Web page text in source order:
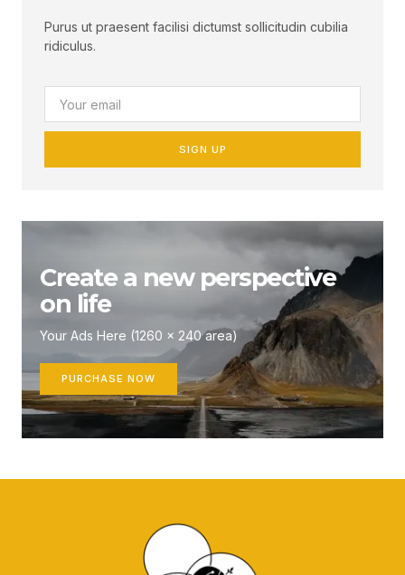
Purus ut praesent facilisi dictumst sollicitudin cubilia
ridiculus.
SIGN UP
Create a new perspective
on life
Your Ads Here (1260 x 240 area)
PURCHASE NOW